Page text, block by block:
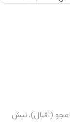
(اقبال)، نبش